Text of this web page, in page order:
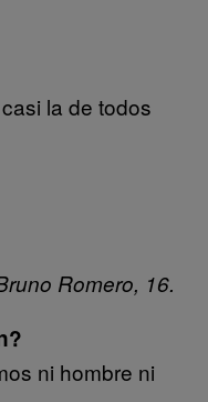
la de todos
Romero, 16.
ni hombre ni